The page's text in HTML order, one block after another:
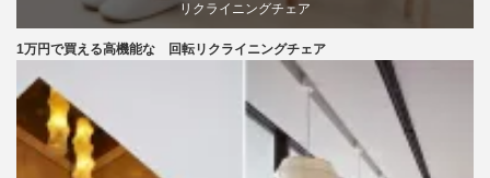
リクライニングチェア
椅子
1万円で買える高機能な 回転リクライニングチェア